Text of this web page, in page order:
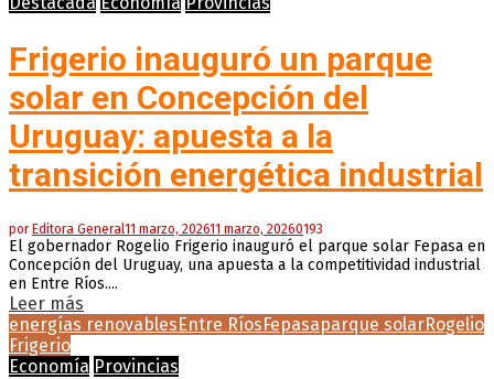
Frigerio inauguró un parque
solar en Concepción del
Uruguay: apuesta a la
transición energética industrial
por Editora General11 marzo, 202611 marzo, 20260193
El gobernador Rogelio Frigerio inauguró el parque solar Fepasa en
Concepción del Uruguay, una apuesta a la competitividad industrial
en Entre Ríos....
Leer más
energías renovables Entre Ríos Fepasaparque solarRogelio
Frigerio
Economía Provincias